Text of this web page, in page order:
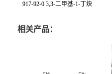
917-92-0 3,3-二甲基-1-丁炔
相关产品：